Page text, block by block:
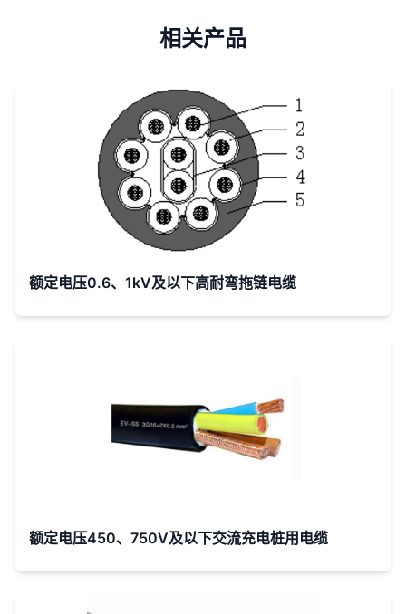
通信功能即丧失，只能完成电力传输。
相关产品
额定电压0.6、1kV及以下高耐弯拖链电缆
额定电压450、750V及以下交流充电桩用电缆